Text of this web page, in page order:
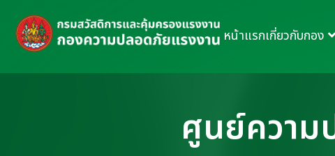
หน้าแรกเกี่ยวกับกอง
ศูนย์ความ